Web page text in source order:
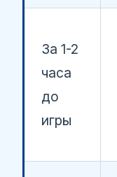
За 1-2
часа
до
игры